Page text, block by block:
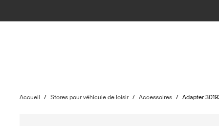
Accueil / Stores pour véhicule de loisir / Accessoires / Adapter